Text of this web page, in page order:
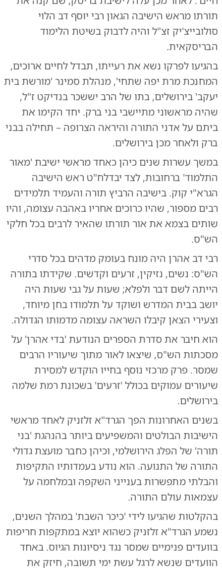
תורתו מראש הישיבה הגאון רבי יוסף דב הלוי
סולובייצ'יק זצ"ל והיה לדבוק בשיטת הלימוד
הבריסקאית.
בהגיעו לפרקו נשא את רעייתו, תבדל לחיים ארוכים,
המחנכת מרת יפה שתחי', מנהלת סמינר 'מורשת בית
יעקב' בירושלים, בתו של הרב יששכר בנדיקט ז"ל,
שהיה מראשוני מתיישבי בני ברק. יחד הקימו את
ביתם על אדני התורה והיראה הצרופה – תחילה בבני
ברק ולאחר מכן בירושלים.
במשך עשרות שנים כיהן כאחד מראשי ישיבת 'מאור
התלמוד' ברחובות, לצד יבדלח"ט ראש הישיבה
הגרא"י קוק. בישיבה הרביץ תורה והעמיד תלמידים
רבים מספור, שהיו כרוכים אחריו באהבה עצומה, והיו
שותים בצמא את אור תורתו שהאיר לרבים בכל חלקי
הש"ס.
רבי דב אהרן היה מונח בעומק מדהים בכל סדרי
הש"ס: נשים, נזיקין, זרעים וקדשים. שקידתו בתורה
הייתה לשם דבר ולפלא; שעות על גבי שעות היה
יושב בבית המדרש ושוקד על תלמודו בחן מיוחד,
וצעירי הצאן קיבלו השראה עצומה מדמותו הגדולה.
הוא חיבר את סדרת הספרים הנודעת 'בדי אהרן' על
מסכתות הש"ס, שיצאו לאור מתוך שיעוריו הרבים
שמסר. פרק מרכזי נוסף בחייו הוקדש למסירת
שיעורים עמוקים בכולל 'זרעים' בשכונת רמת שלמה
בירושלים.
בשנים האחרונות הפך הגרד"א זלזניק לאחד מראשי
הישיבות הבולטים והמשפיעים ביותר בהנהגת 'בני
תורה' של הפלג הירושלמי, וכיהן כחבר מועצת גדולי
התורה של התנועה. הוא נודע בעמדותיו התקיפות
והבלתי מתפשרות בענייני השקפה ובמלחמה על
עצמאות עולם התורה.
בהקלטות שהגיעו לידי 'כיכר השבת' במהלך השנים,
נשמע הגרד"א זלזניק כשהוא יוצא במתקפות חריפות
בוועדים פנימיים שמסר נגד ניסיונות הגיוס. באחד
הוועדים שנשא לרגל עשת ימי תשובה, חיזק את